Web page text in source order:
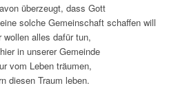
überzeugt, dass Gott
solche Gemeinschaft schaffen will
wollen alles dafür tun,
in unserer Gemeinde
vom Leben träumen,
diesen Traum leben.